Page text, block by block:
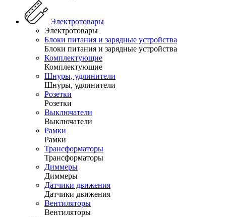
Электротовары
Электротовары
Блоки питания и зарядные устройства
Блоки питания и зарядные устройства
Комплектующие
Комплектующие
Шнуры, удлинители
Шнуры, удлинители
Розетки
Розетки
Выключатели
Выключатели
Рамки
Рамки
Трансформаторы
Трансформаторы
Диммеры
Диммеры
Датчики движения
Датчики движения
Вентиляторы
Вентиляторы